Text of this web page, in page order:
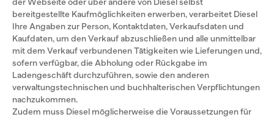
bereitgestellte Kaufmöglichkeiten erwerben, verarbeitet Diesel
Ihre Angaben zur Person, Kontaktdaten, Verkaufsdaten und
Kaufdaten, um den Verkauf abzuschließen und alle unmittelbar
mit dem Verkauf verbundenen Tätigkeiten wie Lieferungen und,
sofern verfügbar, die Abholung oder Rückgabe im
Ladengeschäft durchzuführen, sowie den anderen
verwaltungstechnischen und buchhalterischen Verpflichtungen
nachzukommen.
Zudem muss Diesel möglicherweise die Voraussetzungen für